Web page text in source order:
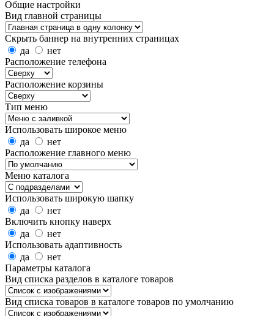
Общие настройки
Вид главной страницы
Скрыть баннер на внутренних страницах
да
нет
Расположение телефона
Расположение корзины
Тип меню
Использовать широкое меню
да
нет
Расположение главного меню
Меню каталога
Использовать широкую шапку
да
нет
Включить кнопку наверх
да
нет
Использовать адаптивность
да
нет
Параметры каталога
Вид списка разделов в каталоге товаров
Вид списка товаров в каталоге товаров по умолчанию